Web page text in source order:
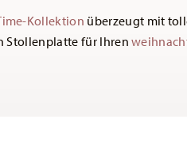
Kollektion überzeugt mit
Stollenplatte für Ihren